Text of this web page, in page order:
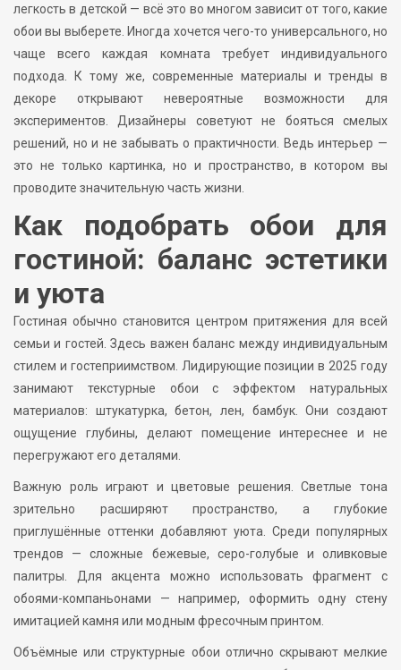
легкость в детской — всё это во многом зависит от того, какие
обои вы выберете. Иногда хочется чего-то универсального, но
чаще всего каждая комната требует индивидуального
подхода. К тому же, современные материалы и тренды в
декоре открывают невероятные возможности для
экспериментов. Дизайнеры советуют не бояться смелых
решений, но и не забывать о практичности. Ведь интерьер —
это не только картинка, но и пространство, в котором вы
проводите значительную часть жизни.
Как подобрать обои для
гостиной: баланс эстетики
и уюта
Гостиная обычно становится центром притяжения для всей
семьи и гостей. Здесь важен баланс между индивидуальным
стилем и гостеприимством. Лидирующие позиции в 2025 году
занимают текстурные обои с эффектом натуральных
материалов: штукатурка, бетон, лен, бамбук. Они создают
ощущение глубины, делают помещение интереснее и не
перегружают его деталями.
Важную роль играют и цветовые решения. Светлые тона
зрительно расширяют пространство, а глубокие
приглушённые оттенки добавляют уюта. Среди популярных
трендов — сложные бежевые, серо-голубые и оливковые
палитры. Для акцента можно использовать фрагмент с
обоями-компаньонами — например, оформить одну стену
имитацией камня или модным фресочным принтом.
Объёмные или структурные обои отлично скрывают мелкие